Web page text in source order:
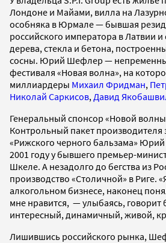
Лондоне и Майами, вилла на
особняка в Юрмале — бывшая
российского императора в Латвии
дерева, стекла и бетона,
сосны. Юрий Шефлер —
фестиваля «Новая волна», на
миллиардеры Михаил Фридман,
Николай Саркисов,Давид
Генеральный спонсор «Новой
Контрольный пакет производителя
«Рижского черного бальзама»
2001 году у бывшего премьер-
Шкеле. А незадолго до бегства из
производство «Столичной» в Риге.
алкогольном бизнесе, наконец
мне нравится, — улыбаясь,
интересный, динамичный, живой,
Лишившись российского рынка,